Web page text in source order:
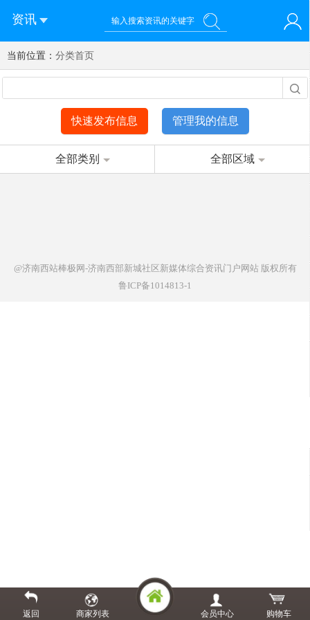
资讯
您好！欢迎来到济南西站棒极网-济南西部新城社区新媒体综
合资讯门户网站
登录 注册 微信快速登录
当前位置： 分类首页
快速发布信息 管理我的信息
全部类别 全部区域
@济南西站棒极网-济南西部新城社区新媒体综合资讯门户网站版权所有
鲁ICP备1014813-1
返回 商家列表 会员中心 购物车